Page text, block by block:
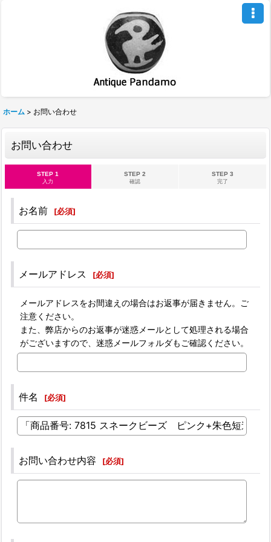
ホーム > お問い合わせ
お問い合わせ
STEP 1
入力
STEP 2
確認
STEP 3
完了
お名前 [必須]
メールアドレス [必須]
メールアドレスをお間違えの場合はお返事が届きません。ご
注意ください。
また、弊店からのお返事が迷惑メールとして処理される場合
がございますので、迷惑メールフォルダもご確認ください。
件名 [必須]
お問い合わせ内容 [必須]